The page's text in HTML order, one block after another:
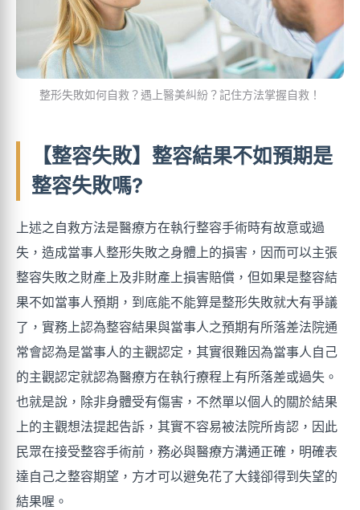
整形失敗如何自救？遇上醫美糾紛？記住方法掌握自救！
【整容失敗】整容結果不如預期是
整容失敗嗎?
上述之自救方法是醫療方在執行整容手術時有故意或過
失，造成當事人整形失敗之身體上的損害，因而可以主張
整容失敗之財產上及非財產上損害賠償，但如果是整容結
果不如當事人預期，到底能不能算是整形失敗就大有爭議
了，實務上認為整容結果與當事人之預期有所落差法院通
常會認為是當事人的主觀認定，其實很難因為當事人自己
的主觀認定就認為醫療方在執行療程上有所落差或過失。
也就是說，除非身體受有傷害，不然單以個人的關於結果
上的主觀想法提起告訴，其實不容易被法院所肯認，因此
民眾在接受整容手術前，務必與醫療方溝通正確，明確表
達自己之整容期望，方才可以避免花了大錢卻得到失望的
結果喔。